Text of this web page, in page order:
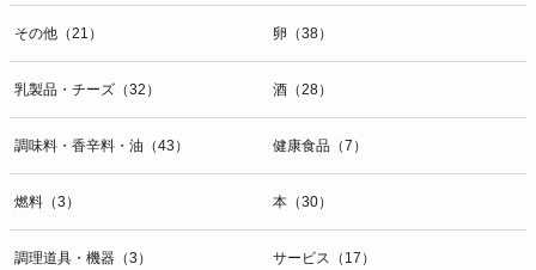
は、お客様のお名前、ご住所、電話番号、電子メールアドレスなど、
お客様を特定する個人情報は一切含まれておりません。
個人情報に関する問合わせ窓口
〒106-0044 東京都港区東麻布一丁目２７番１号 東麻布食文化ビル４
ＦＡＸ：047-401-6847
その他（21） 卵（38）
乳製品・チーズ（32） 酒（28）
調味料・香辛料・油（43） 健康食品（7）
燃料（3） 本（30）
調理道具・機器（3） サービス（17）